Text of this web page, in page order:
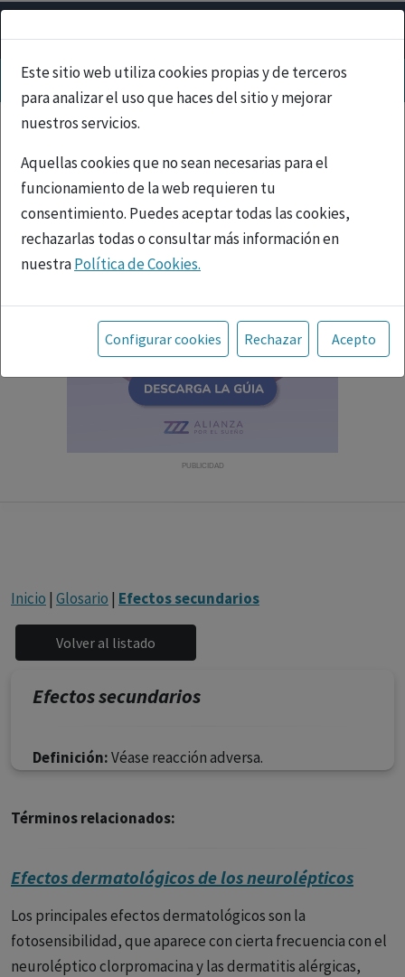
Este sitio web utiliza cookies propias y de terceros
para analizar el uso que haces del sitio y mejorar
nuestros servicios.
Aquellas cookies que no sean necesarias para el
funcionamiento de la web requieren tu
consentimiento. Puedes aceptar todas las cookies,
rechazarlas todas o consultar más información en
nuestraPolítica de Cookies.
Toda la información incluida en la Página Web está
referida a productos del mercado español y, por
tanto, dirigida a profesionales sanitarios legalmente
facultados para prescribir o dispensar medicamentos
con ejercicio profesional. La información técnica de los
fármacos se facilita a título meramente informativo,
Configurar cookies Rechazar Acepto
PUBLICIDAD
Inicio | Glosario | Efectos secundarios
Efectos secundarios
Definición:Véase reacción adversa.
Términos relacionados:
Efectos dermatológicos de los neurolépticos
Los principales efectos dermatológicos son la
fotosensibilidad, que aparece con cierta frecuencia con el
neuroléptico clorpromacina y las dermatitis alérgicas,